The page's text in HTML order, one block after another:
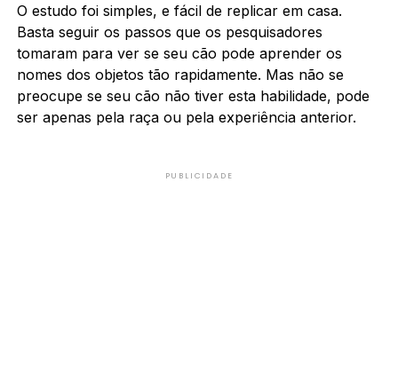
O estudo foi simples, e fácil de replicar em casa.
Basta seguir os passos que os pesquisadores
tomaram para ver se seu cão pode aprender os
nomes dos objetos tão rapidamente. Mas não se
preocupe se seu cão não tiver esta habilidade, pode
ser apenas pela raça ou pela experiência anterior.
PUBLICIDADE